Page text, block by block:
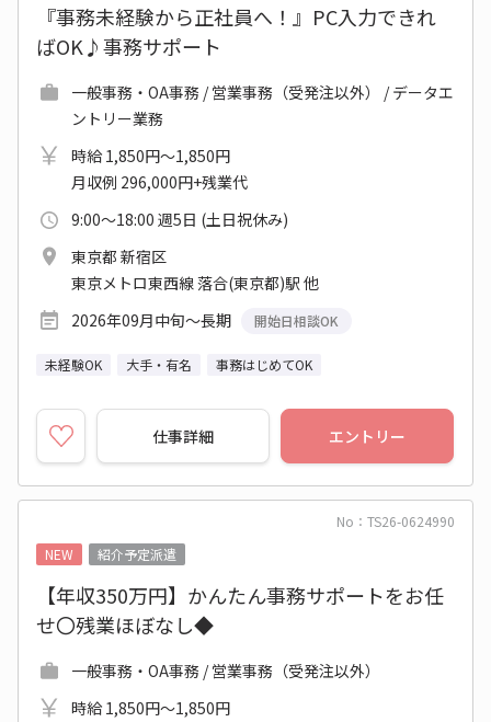
『事務未経験から正社員へ！』PC入力できれ
ばOK♪事務サポート
一般事務・OA事務 / 営業事務（受発注以外） / データエ
ントリー業務
時給 1,850円～1,850円
月収例 296,000円+残業代
9:00～18:00 週5日 (土日祝休み)
東京都 新宿区
東京メトロ東西線 落合(東京都)駅 他
2026年09月中旬～長期
開始日相談OK
未経験OK 大手・有名 事務はじめてOK
仕事詳細 エントリー
No：TS26-0624990
NEW
紹介予定派遣
【年収350万円】かんたん事務サポートをお任
せ〇残業ほぼなし◆
一般事務・OA事務 / 営業事務（受発注以外）
時給 1,850円～1,850円